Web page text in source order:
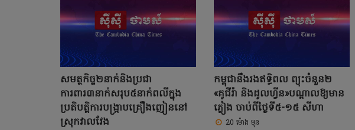
សមត្ថកិច្ច២នាក់និងប្រជា
ការពារ៣នាក់សរុប៥នាក់ពលីក្នុង
ប្រតិបត្តិការបង្ក្រាបគ្រឿងញៀននៅ
ស្រុកវាលវែង
កម្ពុជានឹងរងឥទ្ធិពល ព្យុះចំនួន២
«គូជីរ៉ា និងដូលហ្វីន»បណ្តាលឱ្យមាន
ភ្លៀង ចាប់ពីថ្ងៃទី៥-១៥ សីហា
20 ម៉ោង មុន